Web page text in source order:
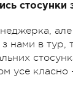
стосунки
з нами в тур,
усе класно